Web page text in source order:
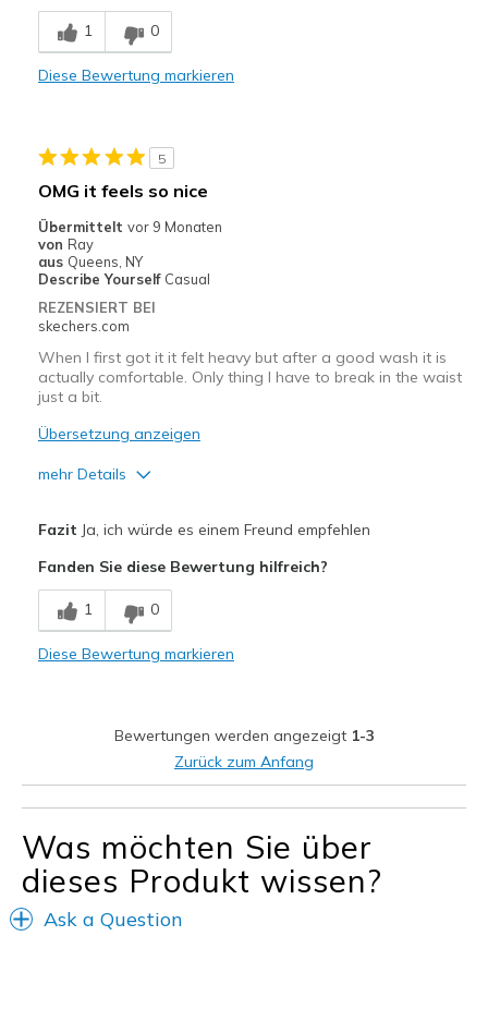
Geeignete Verwendung
Casual Wear
1 0
Diese Bewertung markieren
5
OMG it feels so nice
Übermittelt vor 9 Monaten
von Ray
aus Queens, NY
Describe Yourself Casual
REZENSIERT BEI
skechers.com
When I first got it it felt heavy but after a good wash it is
actually comfortable. Only thing I have to break in the waist
just a bit.
Übersetzung anzeigen
mehr Details
Comfortable
Geeignete Verwendung
at home
Feels true to size
Fazit Ja, ich würde es einem Freund empfehlen
Fanden Sie diese Bewertung hilfreich?
1 0
Diese Bewertung markieren
Bewertungen werden angezeigt 1-3
Zurück zum Anfang
Was möchten Sie über
dieses Produkt wissen?
Ask a Question